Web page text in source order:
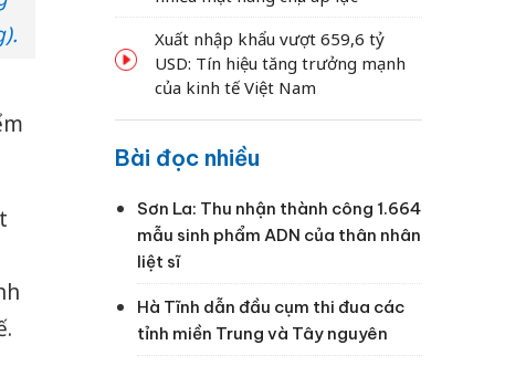
Xuất nhập khẩu vượt 659,6 tỷ
USD: Tín hiệu tăng trưởng mạnh
của kinh tế Việt Nam
Bài đọc nhiều
Sơn La: Thu nhận thành công 1.664
mẫu sinh phẩm ADN của thân nhân
liệt sĩ
Hà Tĩnh dẫn đầu cụm thi đua các
tỉnh miền Trung và Tây nguyên